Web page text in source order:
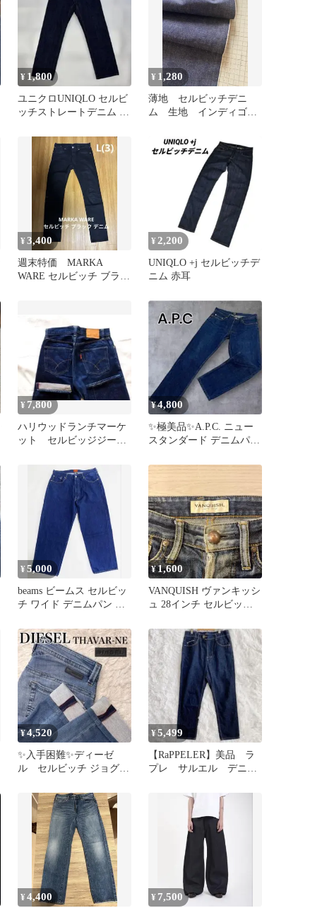
¥ 1,800
ユニクロUNIQLO セルビ
ッチストレートデニム イ
¥ 1,280
薄地 セルビッチデニ
ム 生地 インディゴ
¥3,400
週末特価 MARKA
WARE セルビッチ ブラッ
¥ 2,200
UNIQLO +j セルビッチデ
ニム 赤耳
¥ 7,800
ハリウッドランチマーケ
ット セルビッジジーン
チ 赤耳
¥4,800
✨️極美品✨️A.P.C. ニュー
スタンダード デニムパン
¥5,000
beams ビームス セルビッ
チ ワイド デニムパン ツ
¥1,600
VANQUISH ヴァンキッシ
ュ 28インチ セルビッチ
¥4,520
✨入手困難✨ディーゼ
ル セルビッチ ジョグジ
W28
¥5,499
【RaPPELER】美品 ラ
プレ サルエル デニム
¥4,400 ¥ 7,500